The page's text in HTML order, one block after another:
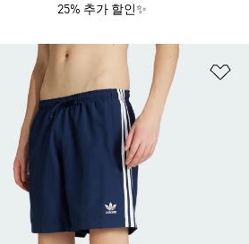
25% 추가 할인✨